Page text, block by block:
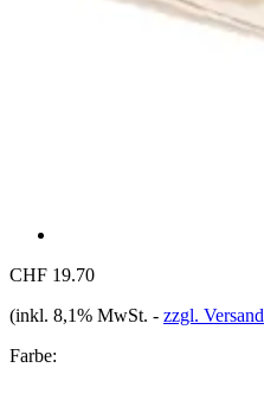
CHF 19.70
(inkl. 8,1% MwSt. - zzgl. Versand
Farbe: